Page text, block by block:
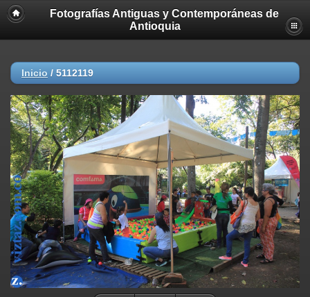
Deprecated : strncmp(): Passing null to parameter #1 ($string1) of type
/home/akhmc5v0jjif/public_html/viztaz.org/galerias/gantigua/
Fotografías Antiguas y Contemporáneas de
Antioquia
Inicio / 5112119